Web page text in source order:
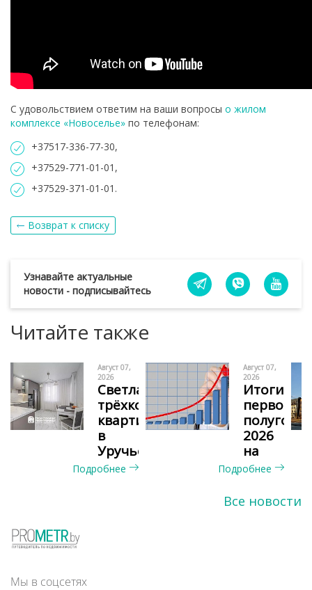
С удовольствием ответим на ваши вопросы о жилом
комплексе «Новоселье» по телефонам:
+37517-336-77-30,
+37529-771-01-01,
+37529-371-01-01.
Возврат к списку
Узнавайте актуальные
новости - подписывайтесь
Читайте также
Август 07,
2026
Светлая
трёхкомнатная
квартира
в
Уручье
с
Подробнее
Август 07,
2026
Итоги
первого
2026
на
рынке
Минска
Подробнее
Все новости
Мы в соцсетях